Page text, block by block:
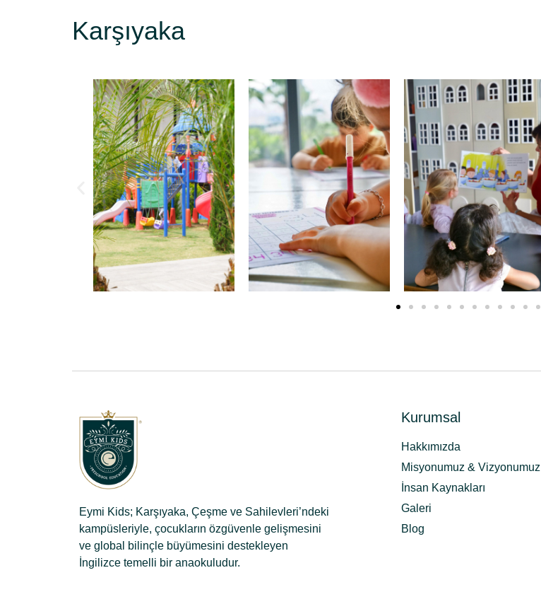
Karşıyaka
Eymi Kids; Karşıyaka, Çeşme ve Sahilevleri’ndeki
kampüsleriyle, çocukların özgüvenle gelişmesini
ve global bilinçle büyümesini destekleyen
İngilizce temelli bir anaokuludur.
Kurumsal
Hakkımızda
Misyonumuz & Vizyonumuz
İnsan Kaynakları
Galeri
Blog